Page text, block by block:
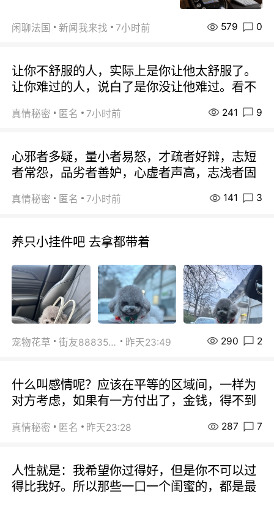
闲聊法国 新闻我来找 7小时前 579 0
让你不舒服的人，实际上是你让他太舒服了。
让你难过的人，说白了是你没让他难过。看不
真情秘密 匿名 7小时前 241 9
心邪者多疑，量小者易怒，才疏者好辩，志短
者常怨，品劣者善妒，心虚者声高，志浅者固
真情秘密 匿名 7小时前 141 3
养只小挂件吧 去拿都带着
宠物花草 街友88835518 昨天23:49 290 2
什么叫感情呢？应该在平等的区域间，一样为
对方考虑，如果有一方付出了，金钱，得不到
真情秘密 匿名 昨天23:28 287 7
人性就是：我希望你过得好，但是你不可以过
得比我好。所以那些一口一个闺蜜的，都是最